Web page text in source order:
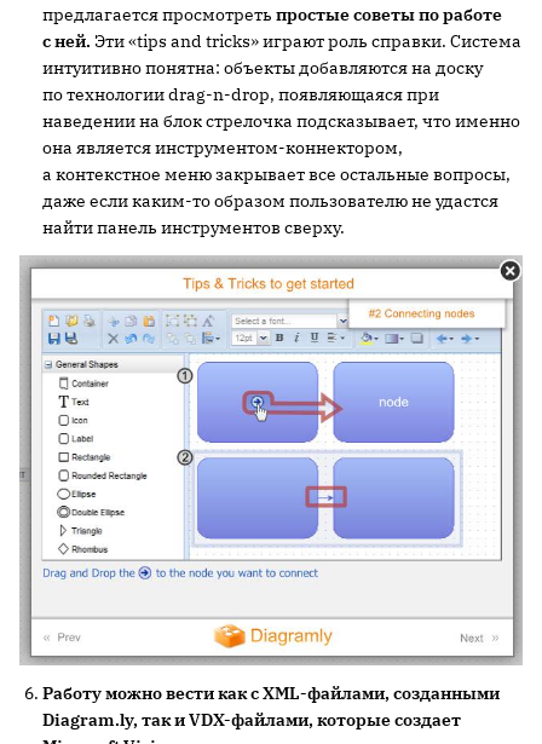
предлагается просмотреть простые советы по работе
с ней. Эти «tips and tricks» играют роль справки. Система
интуитивно понятна: объекты добавляются на доску
по технологии drag-n-drop, появляющаяся при
наведении на блок стрелочка подсказывает, что именно
она является инструментом-коннектором,
а контекстное меню закрывает все остальные вопросы,
даже если каким-то образом пользователю не удастся
найти панель инструментов сверху.
Работу можно вести как с XML-файлами, созданными
Diagram.ly, так и VDX-файлами, которые создает